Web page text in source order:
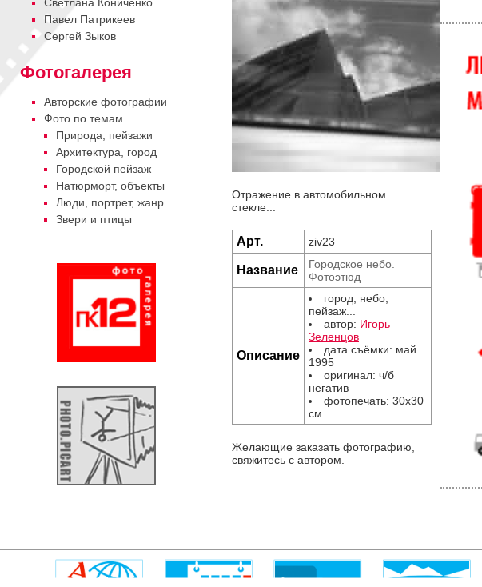
Cветлана Кониченко
Павел Патрикеев
Сергей Зыков
Фотогалерея
Авторские фотографии
Фото по темам
Природа, пейзажи
Архитектура, город
Городской пейзаж
Натюрморт, объекты
Люди, портрет, жанр
Звери и птицы
Отражение в автомобильном
стекле...
Арт. ziv23
Название
Городское небо.
Фотоэтюд
Описание
город, небо,
пейзаж...
автор: Игорь
Зеленцов
дата съёмки: май
1995
оригинал: ч/б
негатив
фотопечать: 30х30
см
Желающие заказать фотографию,
свяжитесь с автором.